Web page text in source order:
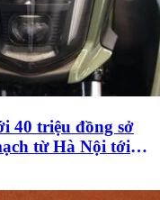
40 triệu đồng sở
từ Hà Nội tới